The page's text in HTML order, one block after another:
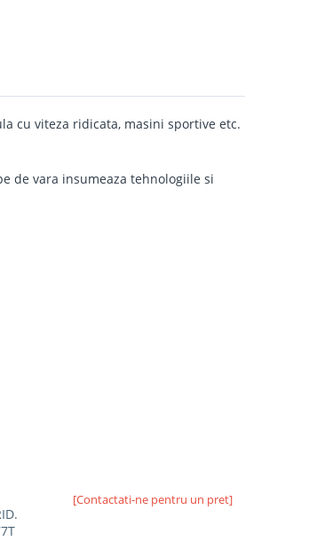
cu viteza ridicata, masini sportive etc.
de vara insumeaza tehnologiile si
[Contactati-ne pentru un pret]